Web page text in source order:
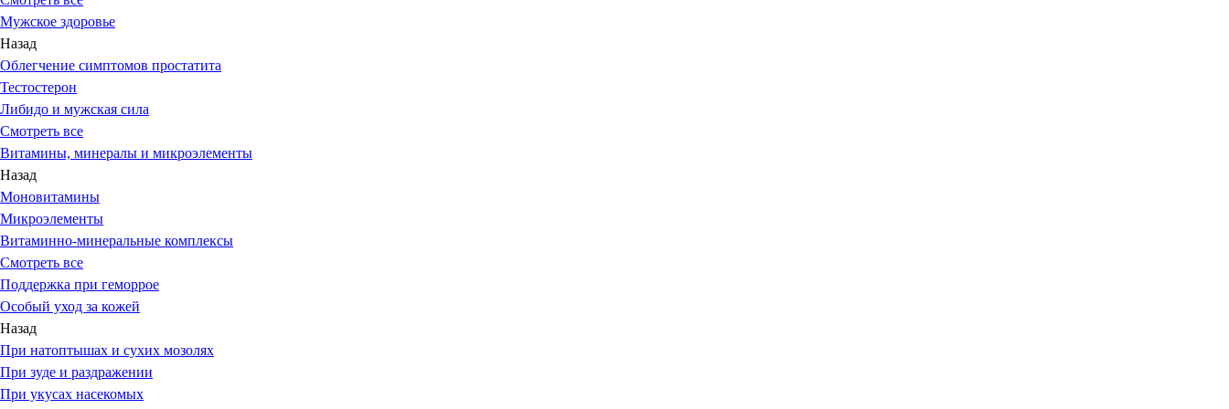
Мужское здоровье
Назад
Облегчение симптомов простатита
Тестостерон
Либидо и мужская сила
Смотреть все
Витамины, минералы и микроэлементы
Назад
Моновитамины
Микроэлементы
Витаминно-минеральные комплексы
Смотреть все
Поддержка при геморрое
Особый уход за кожей
Назад
При натоптышах и сухих мозолях
При зуде и раздражении
При укусах насекомых